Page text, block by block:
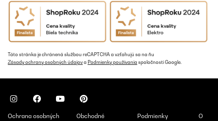
Táto stránka je chránená službou reCAPTCHA a vzťahujú sa na ňu
Zásady ochrany osobných údajova Podmienky používania spoločnosti Google.
Ochrana osobných Obchodné Podmienky O